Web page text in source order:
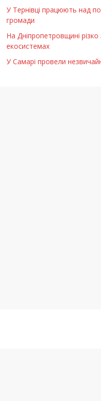
У Тернівці працюють над
громади
На Дніпропетровщині
екосистемах
У Самарі провели